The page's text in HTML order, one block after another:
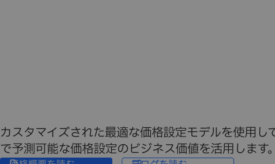
カスタマイズされた最適な価格設定モデルを使用し
で予測可能な価格設定のビジネス価値を活用します。